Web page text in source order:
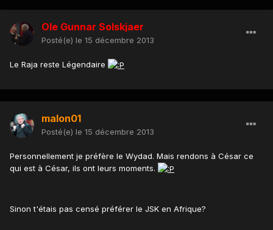
Ole Gunnar Solskjaer
Posté(e) le 15 décembre 2013
Le Raja reste Légendaire
malon01
Posté(e) le 15 décembre 2013
Personnellement je préfère le Wydad. Mais rendons à César ce
qui est à César, ils ont leurs moments.
Sinon t'étais pas censé préférer le JSK en Afrique?